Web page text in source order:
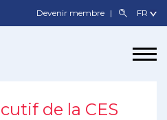
Devenir membre
de la CES